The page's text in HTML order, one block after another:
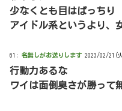
少なくとも目はぱっちり
アイドル系というより、
61: 名無しがお送りします 2023/02/21(
行動力あるな
ワイは面倒臭さが勝って